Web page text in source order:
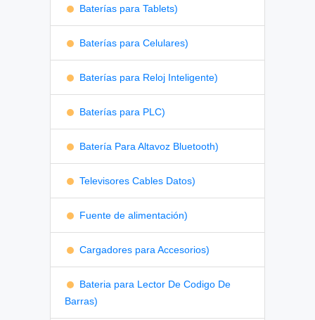
Baterías para Tablets)
Baterías para Celulares)
Baterías para Reloj Inteligente)
Baterías para PLC)
Batería Para Altavoz Bluetooth)
Televisores Cables Datos)
Fuente de alimentación)
Cargadores para Accesorios)
Bateria para Lector De Codigo De
Barras)